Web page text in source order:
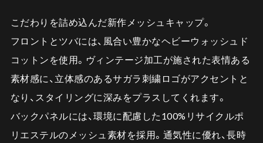
こだわりを詰め込んだ新作メッシュキャップ。
フロントとツバには、風合い豊かなヘビーウォッシュド
コットンを使用。ヴィンテージ加工が施された表情ある
素材感に、立体感のあるサガラ刺繍ロゴがアクセントと
なり、スタイリングに深みをプラスしてくれます。
バックパネルには、環境に配慮した100%リサイクルポ
リエステルのメッシュ素材を採用。通気性に優れ、長時